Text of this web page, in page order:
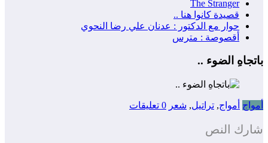
The Stranger
قصيدة كانوا هنا ..
حوار مع الدكتور : عدنان علي رضا النحوي
أقصوصة : مترس
باتجاهِ الضوء ..
أمواج أمواج, تراتيل, شعر 0 تعليقات
شارك النص